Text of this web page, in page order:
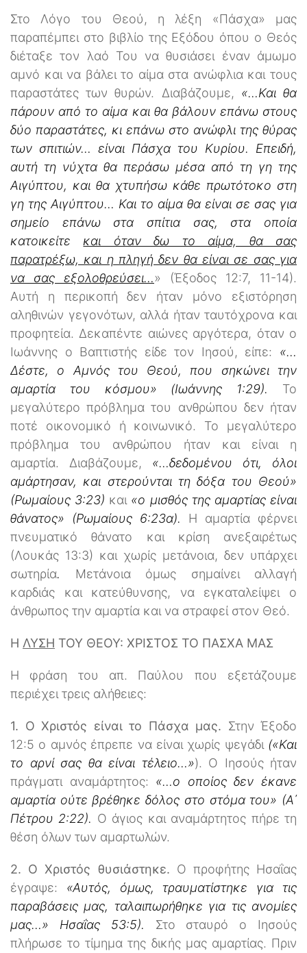
Στο Λόγο του Θεού, η λέξη «Πάσχα» μας
παραπέμπει στο βιβλίο της Εξόδου όπου ο Θεός
διέταξε τον λαό Του να θυσιάσει έναν άμωμο
αμνό και να βάλει το αίμα στα ανώφλια και τους
παραστάτες των θυρών. Διαβάζουμε, «…Και θα
πάρουν από το αίμα και θα βάλουν επάνω στους
δύο παραστάτες, κι επάνω στο ανώφλι της θύρας
των σπιτιών… είναι Πάσχα του Κυρίου. Επειδή,
αυτή τη νύχτα θα περάσω μέσα από τη γη της
Αιγύπτου, και θα χτυπήσω κάθε πρωτότοκο στη
γη της Αιγύπτου… Και το αίμα θα είναι σε σας για
σημείο επάνω στα σπίτια σας, στα οποία
κατοικείτε και όταν δω το αίμα, θα σας
παρατρέξω, και η πληγή δεν θα είναι σε σας για
να σας εξολοθρεύσει…» (Έξοδος 12:7, 11-14).
Αυτή η περικοπή δεν ήταν μόνο εξιστόρηση
αληθινών γεγονότων, αλλά ήταν ταυτόχρονα και
προφητεία. Δεκαπέντε αιώνες αργότερα, όταν ο
Ιωάννης ο Βαπτιστής είδε τον Ιησού, είπε: «…
Δέστε, ο Αμνός του Θεού, που σηκώνει την
αμαρτία του κόσμου» (Ιωάννης 1:29).
Το
μεγαλύτερο πρόβλημα του ανθρώπου δεν ήταν
ποτέ οικονομικό ή κοινωνικό. Το μεγαλύτερο
πρόβλημα του ανθρώπου ήταν και είναι η
αμαρτία. Διαβάζουμε, «…δεδομένου ότι, όλοι
αμάρτησαν, και στερούνται τη δόξα του Θεού»
(Ρωμαίους 3:23) και «ο μισθός της αμαρτίας είναι
θάνατος» (Ρωμαίους 6:23α). Η αμαρτία φέρνει
πνευματικό θάνατο και κρίση ανεξαιρέτως
(Λουκάς 13:3) και χωρίς μετάνοια, δεν υπάρχει
σωτηρία. Μετάνοια όμως σημαίνει αλλαγή
καρδιάς και κατεύθυνσης, να εγκαταλείψει ο
άνθρωπος την αμαρτία και να στραφεί στον Θεό.
Η ΛΥΣΗ ΤΟΥ ΘΕΟΥ: ΧΡΙΣΤΟΣ ΤΟ ΠΑΣΧΑ ΜΑΣ
Η φράση του απ. Παύλου που εξετάζουμε
περιέχει τρεις αλήθειες:
1. Ο Χριστός είναι το Πάσχα μας. Στην Έξοδο
12:5 ο αμνός έπρεπε να είναι χωρίς ψεγάδι («Και
το αρνί σας θα είναι τέλειο…»). Ο Ιησούς ήταν
πράγματι αναμάρτητος: «…ο οποίος δεν έκανε
αμαρτία ούτε βρέθηκε δόλος στο στόμα του» (Α΄
Πέτρου 2:22). Ο άγιος και αναμάρτητος πήρε τη
θέση όλων των αμαρτωλών.
2. Ο Χριστός θυσιάστηκε. Ο προφήτης Ησαΐας
έγραψε: «Αυτός, όμως, τραυματίστηκε για τις
παραβάσεις μας, ταλαιπωρήθηκε για τις ανομίες
μας…» Ησαΐας 53:5). Στο σταυρό ο Ιησούς
πλήρωσε το τίμημα της δικής μας αμαρτίας. Πριν